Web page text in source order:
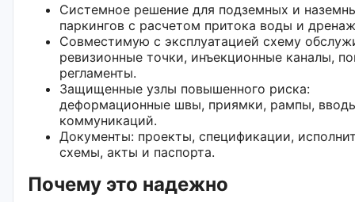
Системное решение для подземных и
паркингов с расчетом притока воды и
Совместимую с эксплуатацией схему
ревизионные точки, инъекционные каналы,
регламенты.
Защищенные узлы повышенного риска:
деформационные швы, приямки, рампы,
коммуникаций.
Документы: проекты, спецификации,
схемы, акты и паспорта.
Почему это надежно